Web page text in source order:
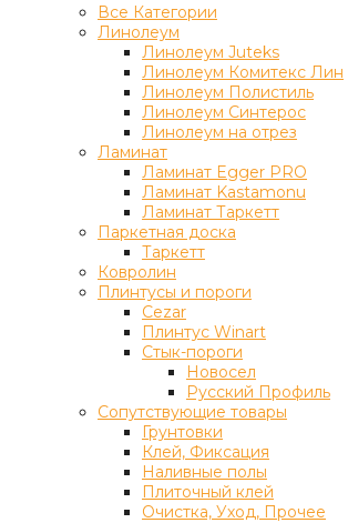
Все Категории
Линолеум
Линолеум Juteks
Линолеум Комитекс Лин
Линолеум Полистиль
Линолеум Синтерос
Линолеум на отрез
Ламинат
Ламинат Egger PRO
Ламинат Kastamonu
Ламинат Таркетт
Паркетная доска
Таркетт
Ковролин
Плинтусы и пороги
Cezar
Плинтус Winart
Стык-пороги
Новосел
Русский Профиль
Сопутствующие товары
Грунтовки
Клей, Фиксация
Наливные полы
Плиточный клей
Очистка, Уход, Прочее